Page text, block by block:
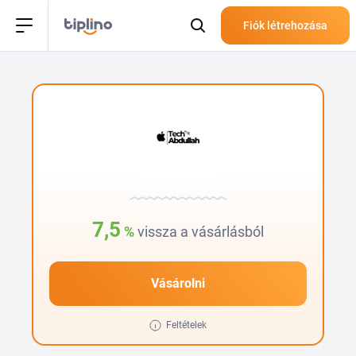
Fiók létrehozása
7,5 %vissza a vásárlásból
Vásárolni
Feltételek